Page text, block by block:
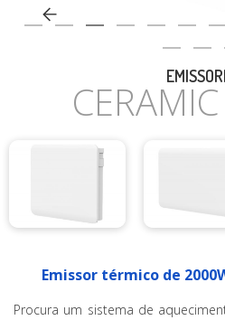
Emissor térmico de
Procura um sistema de